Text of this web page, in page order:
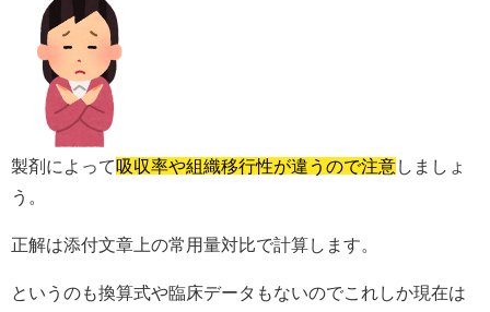
製剤によって吸収率や組織移行性が違うので注意しましょ
う。
正解は添付文章上の常用量対比で計算します。
というのも換算式や臨床データもないのでこれしか現在は